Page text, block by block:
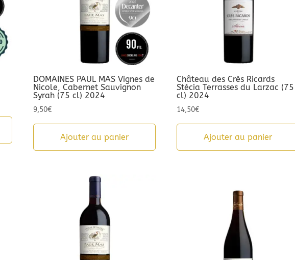
DOMAINES PAUL MAS Vignes de
Nicole, Cabernet Sauvignon
Syrah (75 cl) 2024
9,50€
Ajouter au panier
Château des Crès Ricards
Stécia Terrasses du Larzac (75
cl) 2024
14,50€
Ajouter au panier